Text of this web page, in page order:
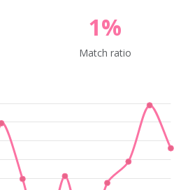
1%
Match ratio